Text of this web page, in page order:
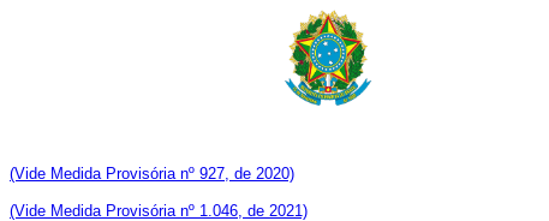
(Vide Medida Provisória nº 927, de 2020)
(Vide Medida Provisória nº 1.046, de 2021)